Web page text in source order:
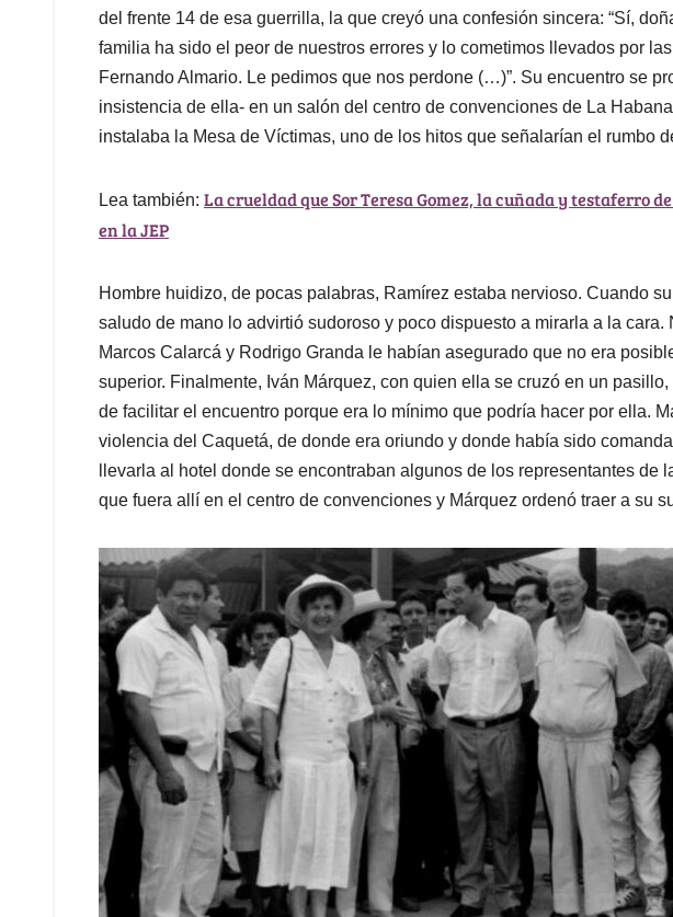
p
k
n
del frente 14 de esa guerrilla, la que creyó una confesión sincera: “Sí,
familia ha sido el peor de nuestros errores y lo cometimos llevados por
Fernando Almario. Le pedimos que nos perdone (…)”. Su encuentro se
insistencia de ella- en un salón del centro de convenciones de La
instalaba la Mesa de Víctimas, uno de los hitos que señalarían el rumbo
Lea también: La crueldad que Sor Teresa Gomez, la cuñada y testaferro
en la JEP
Hombre huidizo, de pocas palabras, Ramírez estaba nervioso. Cuando
saludo de mano lo advirtió sudoroso y poco dispuesto a mirarla a la cara.
Marcos Calarcá y Rodrigo Granda le habían asegurado que no era
superior. Finalmente, Iván Márquez, con quien ella se cruzó en un
de facilitar el encuentro porque era lo mínimo que podría hacer por ella.
violencia del Caquetá, de donde era oriundo y donde había sido
llevarla al hotel donde se encontraban algunos de los representantes de
que fuera allí en el centro de convenciones y Márquez ordenó traer a su